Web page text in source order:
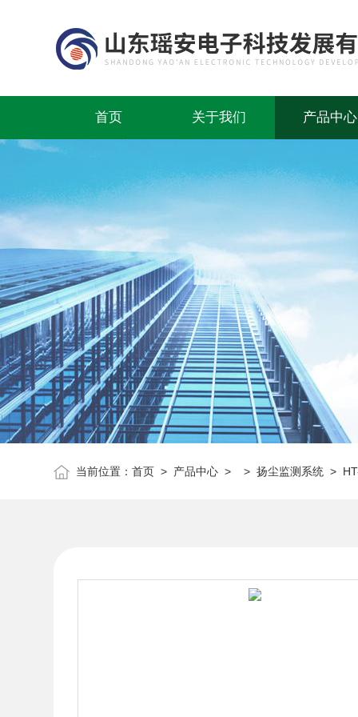
首页 关于我们 产品中心
当前位置：首页 > 产品中心 > >扬尘监测系统 >